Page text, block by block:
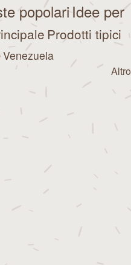
popolariIdee per
Prodotti tipici
Venezuela
Altro